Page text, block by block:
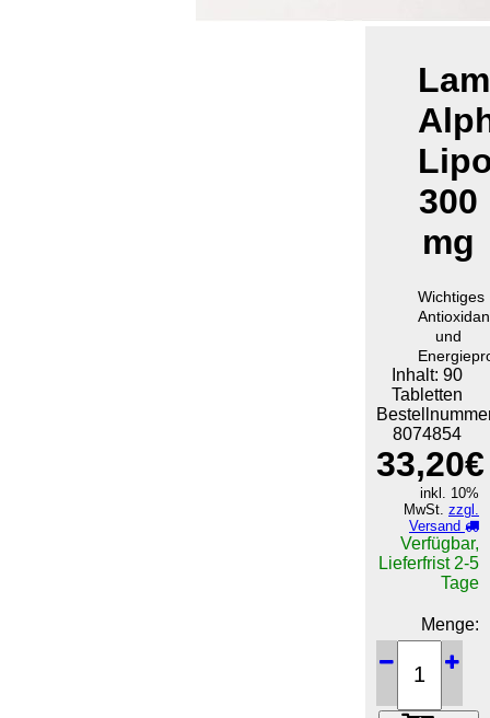
300
mg
Wichtiges
und
Inhalt: 90
Tabletten
8074854
33,20€
inkl. 10%
MwSt. zzgl.
Versand
Verfügbar,
Lieferfrist 2-5
Tage
Menge: